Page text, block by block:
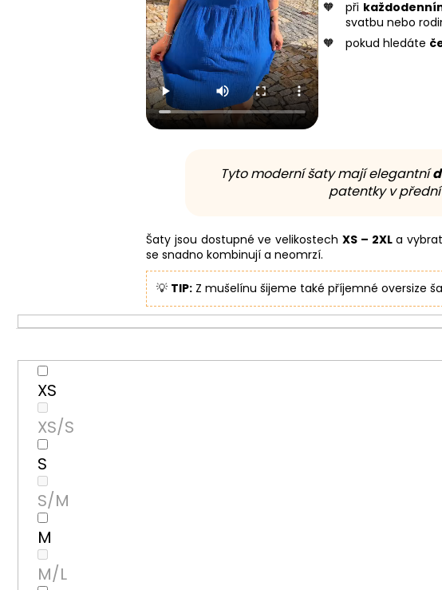
při
svatbu nebo
pokud hledáte
Tyto moderní šaty mají elegantní
patentky v
Šaty jsou dostupné ve velikostechXS – 2XLa
se snadno kombinují a neomrzí.
💡 TIP: Z mušelínu šijeme také příjemné oversize
XS
XS/S
S
S/M
M
M/L